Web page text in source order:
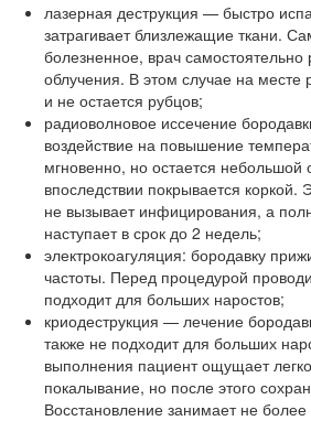
лазерная деструкция — быстро
затрагивает близлежащие ткани.
болезненное, врач самостоятельно
облучения. В этом случае на месте
и не остается рубцов;
радиоволновое иссечение
воздействие на повышение
мгновенно, но остается небольшой
впоследствии покрывается коркой.
не вызывает инфицирования, а
наступает в срок до 2 недель;
электрокоагуляция: бородавку
частоты. Перед процедурой
подходит для больших наростов;
криодеструкция — лечение
также не подходит для больших
выполнения пациент ощущает
покалывание, но после этого
Восстановление занимает не